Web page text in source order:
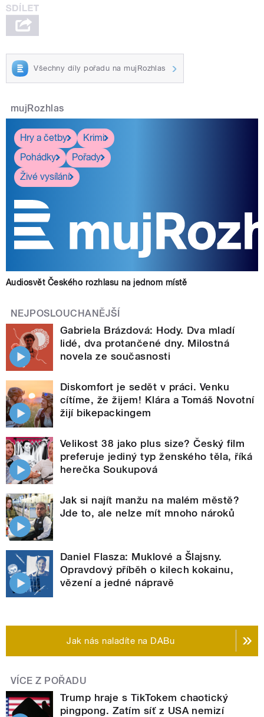
Všechny díly pořadu na mujRozhlas
mujRozhlas
Hry a četby
Krimi
Pohádky
Pořady
Živé vysílání
Audiosvět Českého rozhlasu na jednom místě
NEJPOSLOUCHANĚJŠÍ
Gabriela Brázdová: Hody. Dva mladí
lidé, dva protančené dny. Milostná
novela ze současnosti
Diskomfort je sedět v práci. Venku
cítíme, že žijem! Klára a Tomáš Novotní
žijí bikepackingem
Velikost 38 jako plus size? Český film
preferuje jediný typ ženského těla, říká
herečka Soukupová
Jak si najít manžu na malém městě?
Jde to, ale nelze mít mnoho nároků
Daniel Flasza: Muklové a Šlajsny.
Opravdový příběh o kilech kokainu,
vězení a jedné nápravě
Jak nás naladíte na DABu
VÍCE Z POŘADU
Trump hraje s TikTokem chaotický
pingpong. Zatím síť z USA nemizí